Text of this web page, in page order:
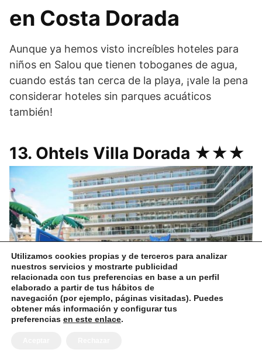
en Costa Dorada
Aunque ya hemos visto increíbles hoteles para
niños en Salou que tienen toboganes de agua,
cuando estás tan cerca de la playa, ¡vale la pena
considerar hoteles sin parques acuáticos
también!
13. Ohtels Villa Dorada ★★★
Utilizamos cookies propias y de terceros para analizar
nuestros servicios y mostrarte publicidad
relacionada con tus preferencias en base a un perfil
elaborado a partir de tus hábitos de
navegación (por ejemplo, páginas visitadas). Puedes
obtener más información y configurar tus
preferencias en este enlace.